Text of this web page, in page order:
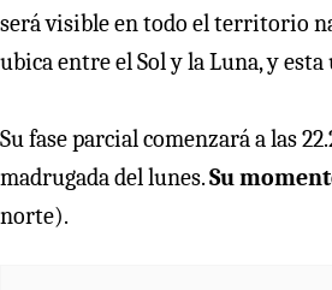
será visible en todo el territorio
ubica entre el Sol y la Luna, y
Su fase parcial comenzará a las
madrugada del lunes.Su
norte).